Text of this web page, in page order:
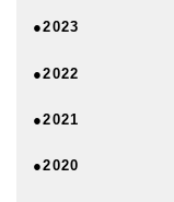
●2023
●2022
●2021
●2020